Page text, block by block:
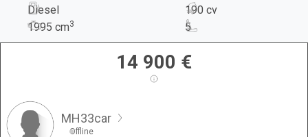
Diesel
190 cv
1995 cm3 5
14 900 €
MH33car
Offline